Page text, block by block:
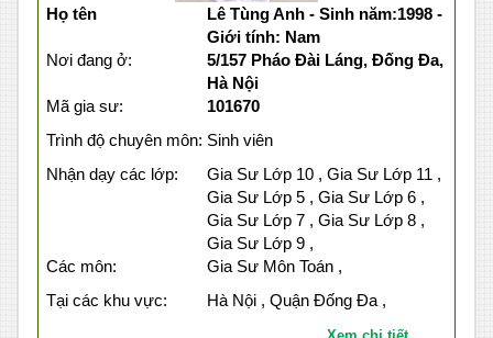
Họ tên
Lê Tùng Anh - Sinh năm:1998 -
Giới tính: Nam
Nơi đang ở:
5/157 Pháo Đài Láng, Đống Đa,
Hà Nội
Mã gia sư:
101670
Trình độ chuyên môn: Sinh viên
Nhận dạy các lớp:
Gia Sư Lớp 10 , Gia Sư Lớp 11 ,
Gia Sư Lớp 5 , Gia Sư Lớp 6 ,
Gia Sư Lớp 7 , Gia Sư Lớp 8 ,
Gia Sư Lớp 9 ,
Các môn:
Gia Sư Môn Toán ,
Tại các khu vực:
Hà Nội , Quận Đống Đa ,